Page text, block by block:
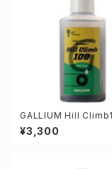
GALLIUM Hill
¥3,300